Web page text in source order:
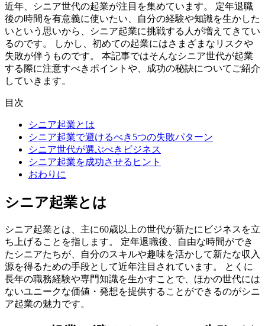
近年、シニア世代の起業が注目を集めています。 定年退職
後の時間を有意義に使いたい、自分の経験や知識を生かした
いという思いから、シニア起業に挑戦する人が増えてきてい
るのです。 しかし、初めての起業にはさまざまなリスクや
失敗が伴うものです。 本記事ではそんなシニア世代が起業
する際に注意すべきポイントや、成功の秘訣についてご紹介
していきます。
目次
シニア起業とは
シニア起業で避けるべき5つの失敗パターン
シニア世代が選ぶべきビジネス
シニア起業を成功させるヒント
おわりに
シニア起業とは
シニア起業とは、主に60歳以上の世代が新たにビジネスを立
ち上げることを指します。
定年退職後、自由な時間ができ
たシニアたちが、自分のスキルや趣味を活かして新たな収入
源を得るための手段として近年注目されています。
とくに
長年の職務経験や専門知識を生かすことで、ほかの世代には
ないユニークな価値・発想を提供することができるのがシニ
ア起業の魅力です。